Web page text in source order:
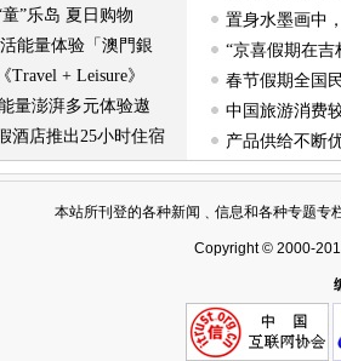
”乐岛 夏日购物
能量体验「澳門銀
+ Leisure》
量澎湃多元体验遨
酒店推出25小时住宿
置身水墨画中
“京喜假期在
春节假期全国
中国旅游消费
产品供给不断
来趟速战速决
本站所刊登的各种新闻﹑信息和各种专题专
Copyright © 2000-